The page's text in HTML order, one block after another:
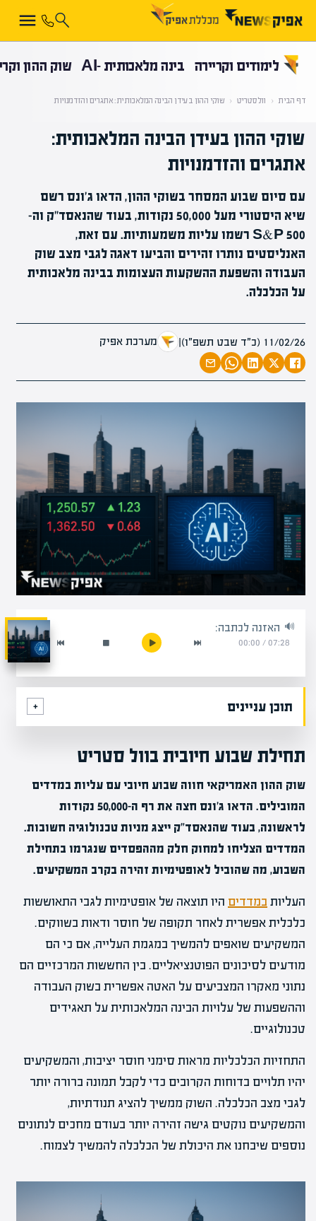
לימודים וקריירה בינה מלאכותית -AI שוק ההון
דף הבית ‹ וולסטריט ‹ שוקי ההון בעידן הבינה המלאכותית: אתגרים והזדמנויות
שוקי ההון בעידן הבינה המלאכותית:
אתגרים והזדמנויות
עם סיום שבוע המסחר בשוקי ההון, הדאו ג'ונס רשם
שיא היסטורי מעל 50,000 נקודות, בעוד שהנאסד"ק וה-
S&P 500 רשמו עליות משמעותיות. עם זאת,
האנליסטים נותרו זהירים והביעו דאגה לגבי מצב שוק
העבודה והשפעת ההשקעות העצומות בבינה מלאכותית
על הכלכלה.
11/02/26 (כ״ד שבט תשפ״ו) | מערכת אפיק
האזנה לכתבה:
07:28
/
00:00
תוכן עניינים
תחילת שבוע חיובית בוול סטריט
שוק ההון האמריקאי חווה שבוע חיובי עם עליות במדדים
המובילים. הדאו ג'ונס חצה את רף ה-50,000 נקודות
לראשונה, בעוד שהנאסד"ק ייצג מניות טכנולוגיה חשובות.
המדדים הצליחו למחוק חלק מההפסדים שנגרמו בתחילת
השבוע, מה שהוביל לאופטימיות זהירה בקרב המשקיעים.
העליות במדדים היו תוצאה של אופטימיות לגבי התאוששות
כלכלית אפשרית לאחר תקופה של חוסר ודאות בשווקים.
המשקיעים שואפים להמשיך במגמת העלייה, אם כי הם
מודעים לסיכונים הפוטנציאליים. בין החששות המרכזיים הם
נתוני מאקרו המצביעים על האטה אפשרית בשוק העבודה
וההשפעות של עלויות הבינה המלאכותית על תאגידים
טכנולוגיים.
התחזיות הכלכליות מראות סימני חוסר יציבות, והמשקיעים
יהיו תלויים בדוחות הקרובים כדי לקבל תמונה ברורה יותר
לגבי מצב הכלכלה. השוק ממשיך להציג תנודתיות,
והמשקיעים נוקטים גישה זהירה יותר בעודם מחכים לנתונים
נוספים שיבחנו את היכולת של הכלכלה להמשיך לצמוח.